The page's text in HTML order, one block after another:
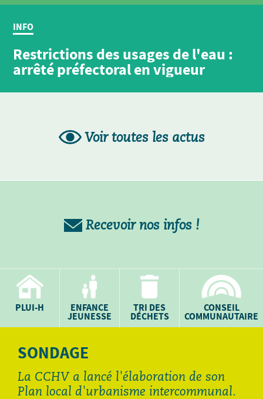
INFO
Restrictions des usages de l'eau :
arrêté préfectoral en vigueur
PLUI-H ENFANCE
JEUNESSE
TRI DES
DÉCHETS
CONSEIL
COMMUNAUTAIRE
Voir toutes les actus
Recevoir nos infos !
SONDAGE
La CCHV a lancé l'élaboration de son
Plan local d'urbanisme intercommunal.